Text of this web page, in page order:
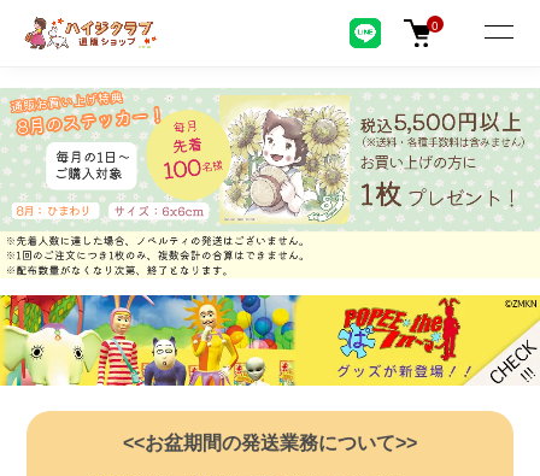
0
<<お盆期間の発送業務について>>